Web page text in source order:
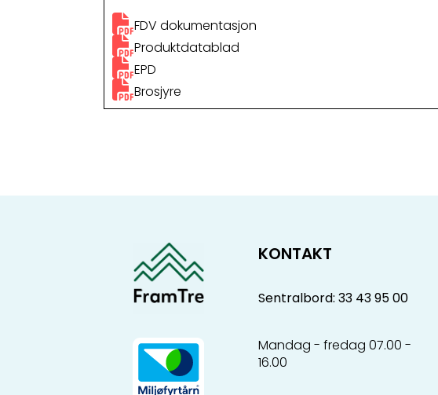
FDV dokumentasjon
Produktdatablad
EPD
Brosjyre
KONTAKT
Sentralbord: 33 43 95 00
Mandag - fredag 07.00 -
16.00